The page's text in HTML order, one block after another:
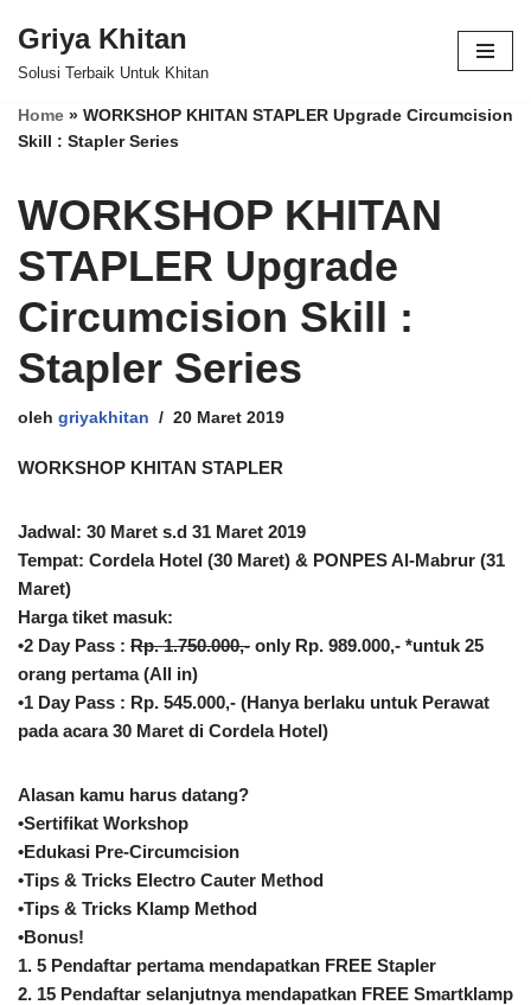
Lompat
konten
Griya Khitan
Solusi Terbaik Untuk Khitan
Home » WORKSHOP KHITAN STAPLER Upgrade Circumcision
Skill : Stapler Series
WORKSHOP KHITAN
STAPLER Upgrade
Circumcision Skill :
Stapler Series
oleh griyakhitan 20 Maret 2019
WORKSHOP KHITAN STAPLER
Jadwal: 30 Maret s.d 31 Maret 2019
Tempat: Cordela Hotel (30 Maret) & PONPES Al-Mabrur (31
Maret)
Harga tiket masuk:
•2 Day Pass : Rp. 1.750.000,- only Rp. 989.000,- *untuk 25
orang pertama (All in)
•1 Day Pass : Rp. 545.000,- (Hanya berlaku untuk Perawat
pada acara 30 Maret di Cordela Hotel)
Alasan kamu harus datang?
•Sertifikat Workshop
•Edukasi Pre-Circumcision
•Tips & Tricks Electro Cauter Method
•Tips & Tricks Klamp Method
•Bonus!
1. 5 Pendaftar pertama mendapatkan FREE Stapler
2. 15 Pendaftar selanjutnya mendapatkan FREE Smartklamp